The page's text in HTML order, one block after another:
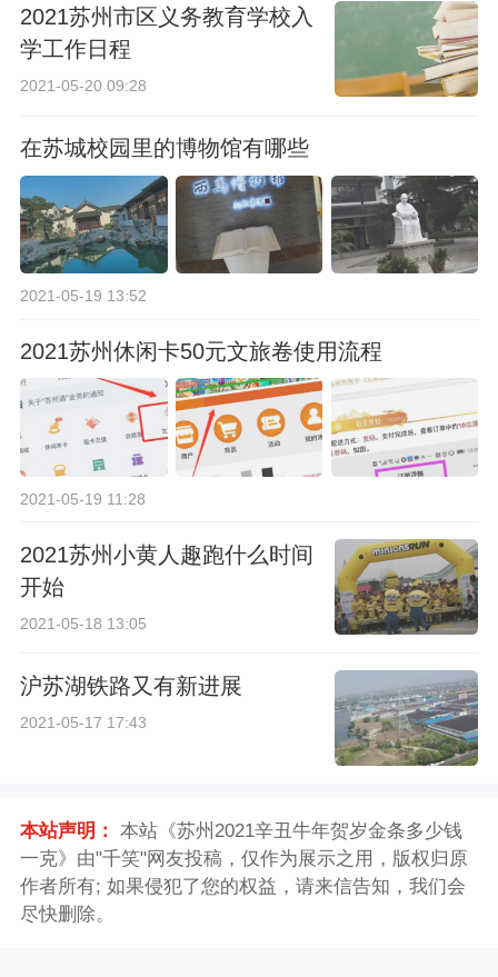
2021苏州市区义务教育学校入
学工作日程
2021-05-20 09:28
在苏城校园里的博物馆有哪些
2021-05-19 13:52
2021苏州休闲卡50元文旅卷使用流程
2021-05-19 11:28
2021苏州小黄人趣跑什么时间
开始
2021-05-18 13:05
沪苏湖铁路又有新进展
2021-05-17 17:43
本站声明： 本站《苏州2021辛丑牛年贺岁金条多少钱
一克》由"千笑"网友投稿，仅作为展示之用，版权归原
作者所有; 如果侵犯了您的权益，请来信告知，我们会
尽快删除。